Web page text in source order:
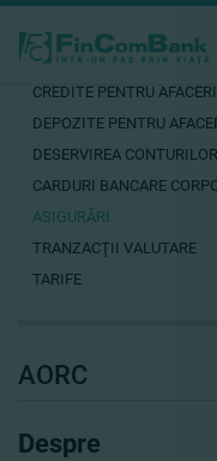
CREDITE PENTRU
DEPOZITE PENTRU
DESERVIREA CONTURILOR
CARDURI BANCARE
ASIGURĂRI
TRANZACŢII VALUTARE
TARIFE
AORC
Despre